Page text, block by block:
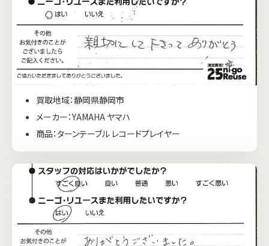
買取地域：静岡県静岡市
メーカー：YAMAHA ヤマハ
商品：ターンテーブル レコードプレイヤー